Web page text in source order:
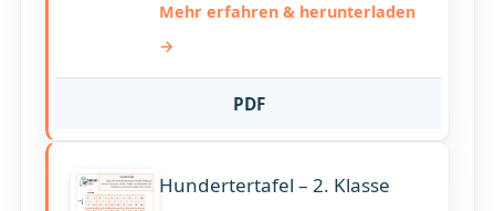
Mehr erfahren & herunterladen
PDF
Hundertertafel – 2. Klasse